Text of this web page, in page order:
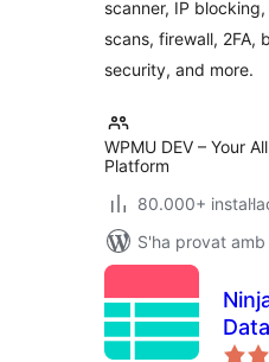
scanner, IP
scans, firewall, 2FA,
security, and more.
WPMU DEV – Your
Platform
80.000+
S'ha provat amb